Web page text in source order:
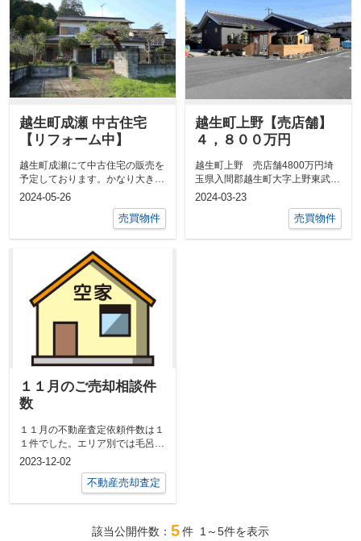
越生町成瀬 中古住宅
【リフォーム中】
越生町成瀬にて中古住宅の販売を
予定しております。かなり大きな
家なので、リフォームに時間がか
2024-05-26
売買物件
越生町上野【売店舗】
４，８００万円
越生町上野 売店舗4800万円埼
玉県入間郡越生町大字上野東武越
生線「武州唐沢」駅 徒歩4分...
2024-03-23
売買物件
１１月のご売却相談件
数
１１月の不動産査定依頼件数は１
１件でした。エリア別では毛呂山
町９件、越生町１件、やはり地元
2023-12-02
不動産売却査定
該当公開件数： 5件 1～5件を表示